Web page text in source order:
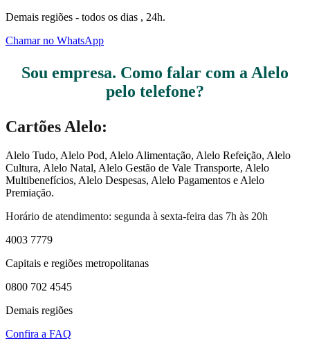
Demais regiões - todos os dias , 24h.
Chamar no WhatsApp
Sou empresa. Como falar com a Alelo
pelo telefone?
Cartões Alelo:
Alelo Tudo, Alelo Pod, Alelo Alimentação, Alelo Refeição, Alelo
Cultura, Alelo Natal, Alelo Gestão de Vale Transporte, Alelo
Multibenefícios, Alelo Despesas, Alelo Pagamentos e Alelo
Premiação.
Horário de atendimento: segunda à sexta-feira das 7h às 20h
4003 7779
Capitais e regiões metropolitanas
0800 702 4545
Demais regiões
Confira a FAQ